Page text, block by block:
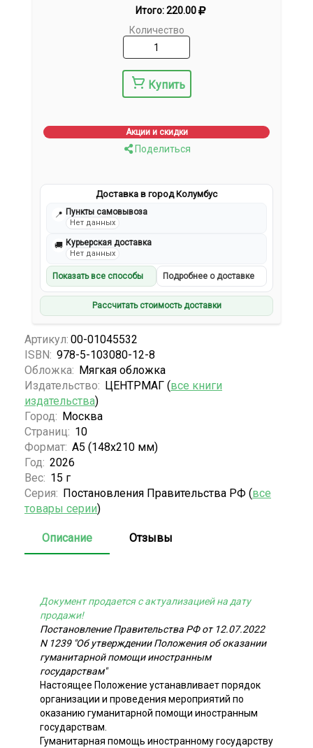
Итого:220.00
Количество
Купить
Акции и скидки
Поделиться
Доставка в город Колумбус
📍 Пункты самовывоза
Нет данных
🚚 Курьерская доставка
Нет данных
Показать все способы Подробнее о доставке
Рассчитать стоимость доставки
Артикул: 00-01045532
ISBN: 978-5-103080-12-8
Обложка: Мягкая обложка
Издательство: ЦЕНТРМАГ (все книги
издательства)
Город: Москва
Страниц: 10
Формат: А5 (148x210 мм)
Год: 2026
Вес: 15 г
Серия: Постановления Правительства РФ (все
товары серии)
Описание Отзывы
Документ продается с актуализацией на дату
продажи!
Постановление Правительства РФ от 12.07.2022
N 1239 "Об утверждении Положения об оказании
гуманитарной помощи иностранным
государствам"
Настоящее Положение устанавливает порядок
организации и проведения мероприятий по
оказанию гуманитарной помощи иностранным
государствам.
Гуманитарная помощь иностранному государству